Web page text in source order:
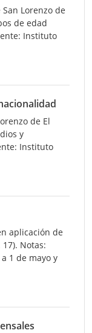
Lorenzo de
de edad
Instituto
de El
y
Instituto
aplicación de
Notas:
1 de mayo y